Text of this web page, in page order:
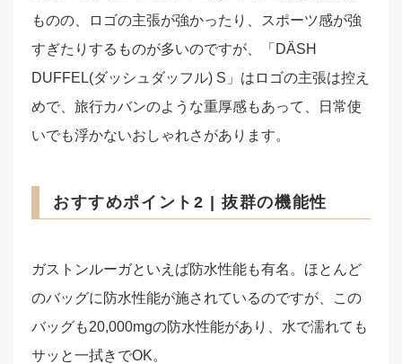
ものの、ロゴの主張が強かったり、スポーツ感が強
すぎたりするものが多いのですが、「DÄSH
DUFFEL(ダッシュダッフル) S」はロゴの主張は控え
めで、旅行カバンのような重厚感もあって、日常使
いでも浮かないおしゃれさがあります。
おすすめポイント2 | 抜群の機能性
ガストンルーガといえば防水性能も有名。ほとんど
のバッグに防水性能が施されているのですが、この
バッグも20,000mgの防水性能があり、水で濡れても
サッと一拭きでOK。